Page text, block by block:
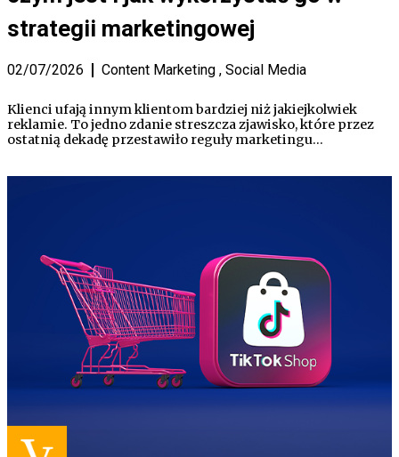
strategii marketingowej
02/07/2026 Content Marketing , Social Media
Klienci ufają innym klientom bardziej niż jakiejkolwiek
reklamie. To jedno zdanie streszcza zjawisko, które przez
ostatnią dekadę przestawiło reguły marketingu…